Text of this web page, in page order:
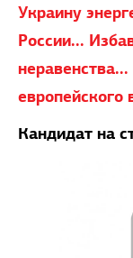
Украину
России...
европейского
Кандидат на